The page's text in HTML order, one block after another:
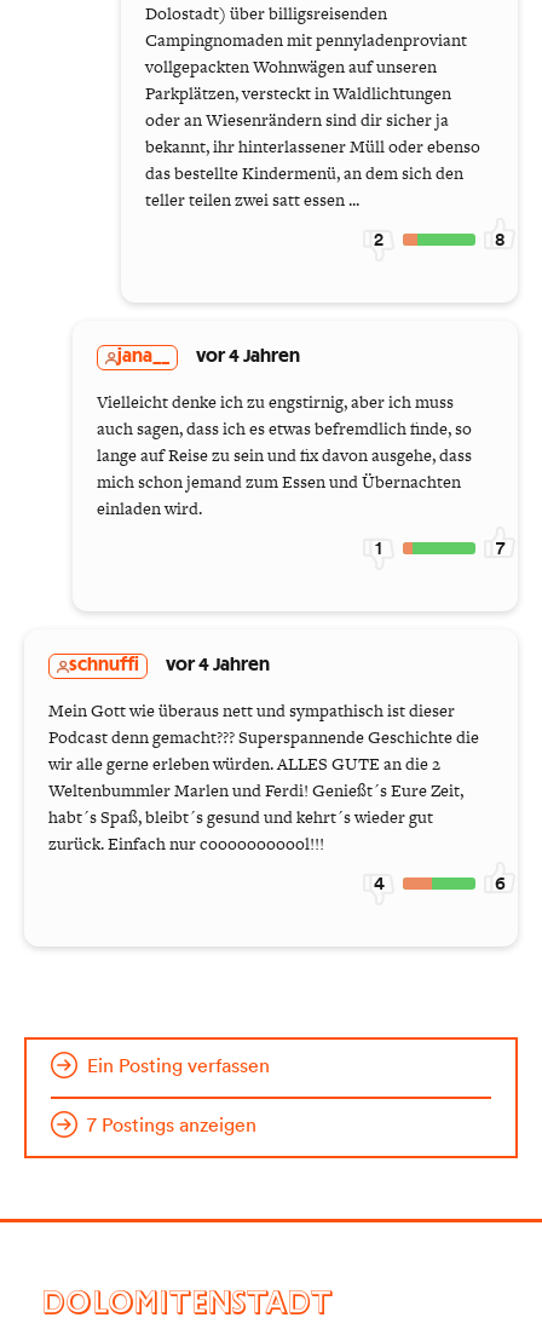
Dolostadt) über billigsreisenden
Campingnomaden mit pennyladenproviant
vollgepackten Wohnwägen auf unseren
Parkplätzen, versteckt in Waldlichtungen
oder an Wiesenrändern sind dir sicher ja
bekannt, ihr hinterlassener Müll oder ebenso
das bestellte Kindermenü, an dem sich den
teller teilen zwei satt essen ...
2 8
jana__ vor 4 Jahren
Vielleicht denke ich zu engstirnig, aber ich muss
auch sagen, dass ich es etwas befremdlich finde, so
lange auf Reise zu sein und fix davon ausgehe, dass
mich schon jemand zum Essen und Übernachten
einladen wird.
1 7
schnuffi vor 4 Jahren
Mein Gott wie überaus nett und sympathisch ist dieser
Podcast denn gemacht??? Superspannende Geschichte die
wir alle gerne erleben würden. ALLES GUTE an die 2
Weltenbummler Marlen und Ferdi! Genießt´s Eure Zeit,
habt´s Spaß, bleibt´s gesund und kehrt´s wieder gut
zurück. Einfach nur cooooooooool!!!
4 6
Ein Posting verfassen
7 Postings anzeigen
DOLOMITENSTADT